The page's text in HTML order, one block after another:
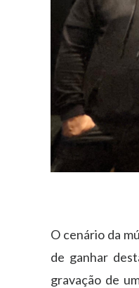
O cenário da
de ganhar
gravação de